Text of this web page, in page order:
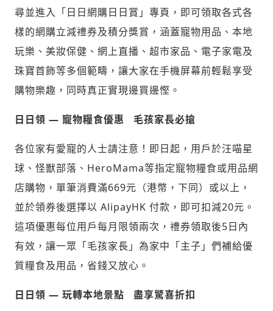
尋並進入「日日網購日日賞」專頁，即可領取各式各
樣的網購立減禮券及積分獎賞，涵蓋寵物用品、本地
玩樂、美妝保健、網上直播、超市家品、電子家電及
珠寶首飾等多個範疇，讓大家在手機屏幕前輕鬆享受
購物樂趣，同時真正實現邊買邊慳。
日日領 — 寵物糧食優惠 毛孩家長必搶
各位家有愛寵的人士請注意！即日起，用戶於汪喵星
球、怪獸部落、HeroMama等指定寵物糧食或用品網
店購物，單筆消費滿669元（港幣，下同）或以上，
並於領券後選擇以 AlipayHK 付款，即可扣減20元。
這項優惠每位用戶每月限領兩次，禮券領取後5日內
有效，讓一眾「毛孩家長」為家中「主子」們補給優
質糧食及用品，省錢又放心。
日日領 — 玩轉本地景點 盡享驚喜折扣